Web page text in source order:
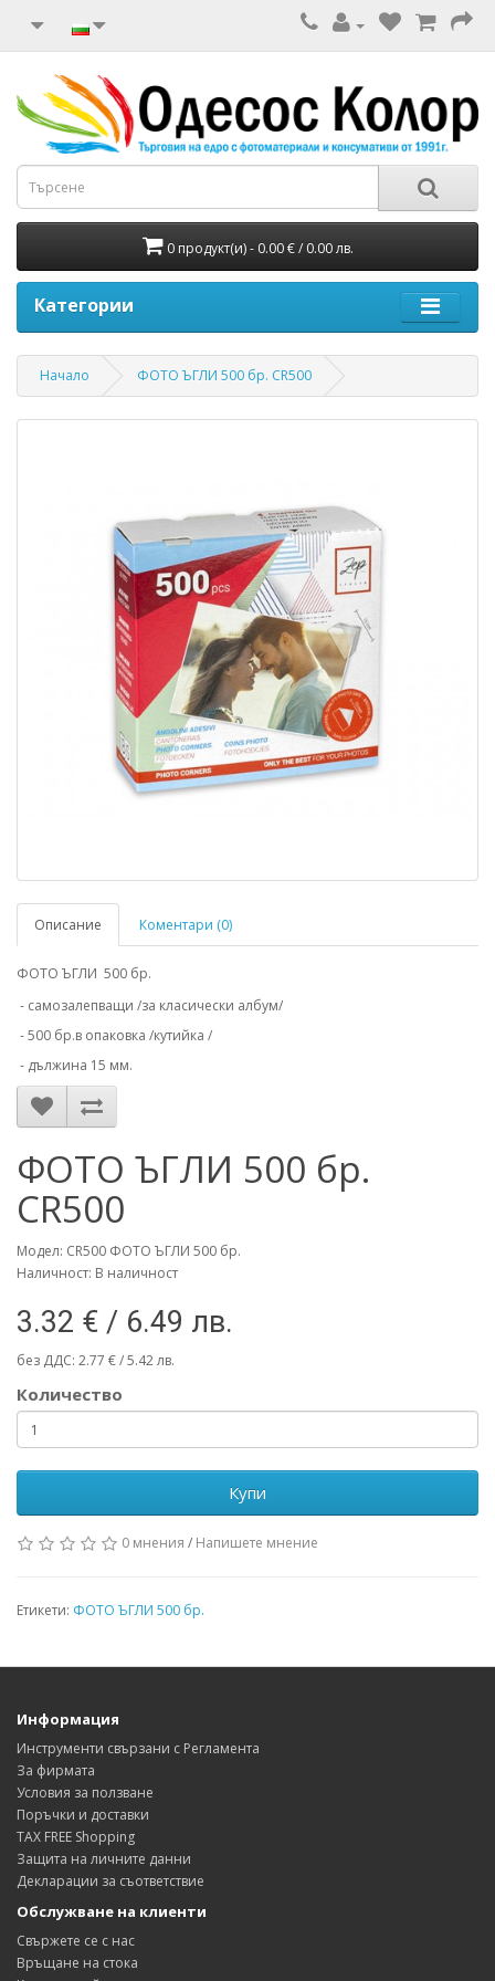
0 продукт(и) - 0.00 € / 0.00 лв.
Категории
Начало ФОТО ЪГЛИ 500 бр. CR500
Описание Коментари (0)
ФОТО ЪГЛИ 500 бр.
- самозалепващи /за класически албум/
- 500 бр.в опаковка /кутийка /
- дължина 15 мм.
ФОТО ЪГЛИ 500 бр.
CR500
Модел: CR500 ФОТО ЪГЛИ 500 бр.
Наличност: В наличност
3.32 € / 6.49 лв.
без ДДС: 2.77 € / 5.42 лв.
Количество
Купи
0 мнения / Напишете мнение
Етикети: ФОТО ЪГЛИ 500 бр.
Информация
Инструменти свързани с Регламента
За фирмата
Условия за ползване
Поръчки и доставки
TAX FREE Shopping
Защита на личните данни
Декларации за съответствие
Обслужване на клиенти
Свържете се с нас
Връщане на стока